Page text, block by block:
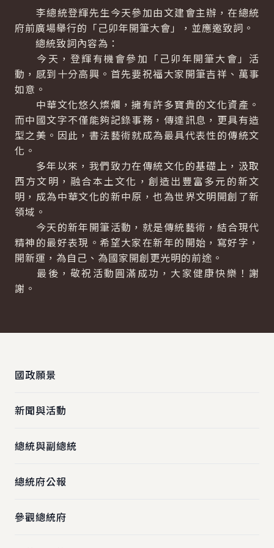
李總統登輝先生今天參加由文建會主辦，在總統
府前廣場舉行的「己卯年開筆大會」，並應邀致詞。
總統致詞內容為：
今天，登輝有機會參加「己卯年開筆大會」活
動，感到十分高興。首先要祝福大家開筆吉祥、萬事
如意。
中華文化悠久燦爛，擁有許多寶貴的文化資產。
而中國文字不僅能夠記錄事務，傳達訊息，更具有造
型之美。因此，書法藝術就成為最具代表性的傳統文
化。
多年以來，我們致力在傳統文化的基礎上，汲取
西方文明，融合本土文化，創造出豐富多元的新文
明，成為中華文化的新中原，也為世界文明開創了新
領域。
今天的新年開筆活動，就是傳統藝術，結合現代
精神的最好表現。希望大家在新年的開始，寫好字，
開新運，為自己、為國家開創更光明的前途。
最後，敬祝活動圓滿成功，大家健康快樂！謝
謝。
國政願景
新聞與活動
總統與副總統
總統府公報
參觀總統府